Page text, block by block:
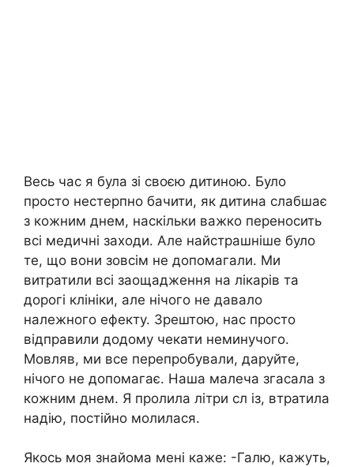
Весь час я була зі своєю дитиною. Було
просто нестерпно бачити, як дитина слабшає
з кожним днем, наскільки важко переносить
всі медичні заходи. Але найстрашніше було
те, що вони зовсім не допомагали. Ми
витратили всі заощадження на лікарів та
дорогі клініки, але нічого не давало
належного ефекту. Зрештою, нас просто
відправили додому чекати неминучого.
Мовляв, ми все перепробували, даруйте,
нічого не допомагає. Наша малеча згасала з
кожним днем. Я пролила літри сл із, втратила
надію, постійно молилася.
Якось моя знайома мені каже: -Галю, кажуть,